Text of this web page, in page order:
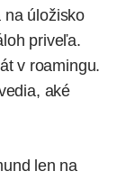
na úložisko
priveľa.
v roamingu.
aké
len na